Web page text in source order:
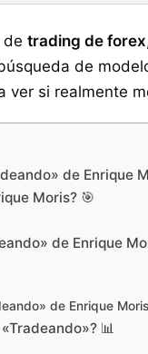
de trading de forex
de
ver si realmente
de Enrique
Moris? 🎯
de Enrique
de Enrique
📊